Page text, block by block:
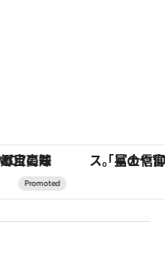
「星のや富士」でデジタルデトックス。冨士信仰の歴史を辿り、心身を調える。 【銀座で出合う最旬美容】美髪ケアや上質